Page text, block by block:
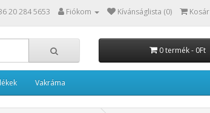
20 284 5653 Fiókom Kívánságlista (0) Kosár
0 termék - 0Ft
Vakráma